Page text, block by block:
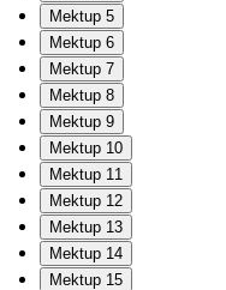
Mektup 5
Mektup 6
Mektup 7
Mektup 8
Mektup 9
Mektup 10
Mektup 11
Mektup 12
Mektup 13
Mektup 14
Mektup 15